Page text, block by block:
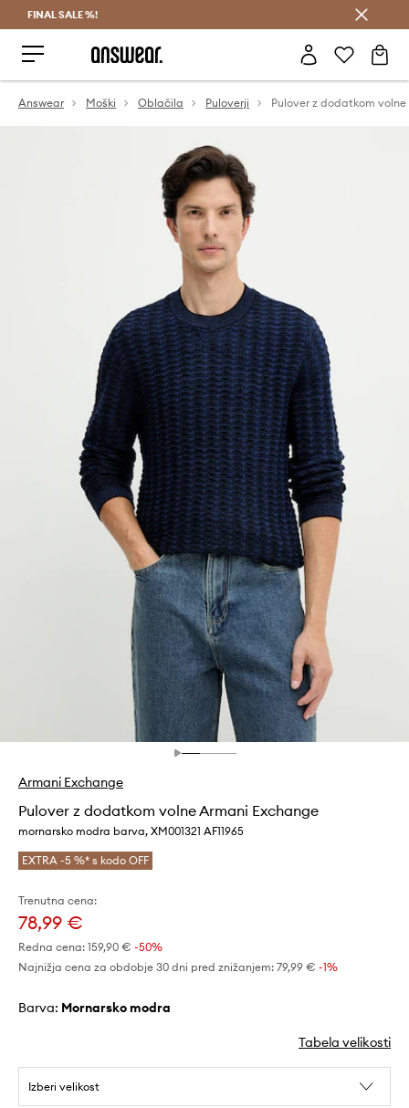
FINAL SALE %!
Answear Moški Oblačila Puloverji
Armani Exchange
Pulover z dodatkom volne Armani Exchange
mornarsko modra barva, XM001321 AF11965
EXTRA -5 %* s kodo OFF
Trenutna cena:
78,99 €
Redna cena: 159,90 € -50%
Najnižja cena za obdobje 30 dni pred znižanjem: 79,99 € -1%
Barva: mornarsko modra
Tabela velikosti
Izberi velikost